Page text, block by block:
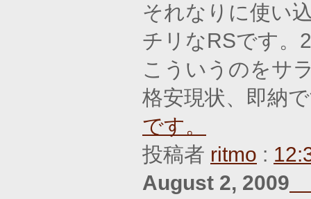
それなりに使い
チリなRSです。
こういうのをサ
格安現状、即納
です。
投稿者 ritmo :
August 2, 2009